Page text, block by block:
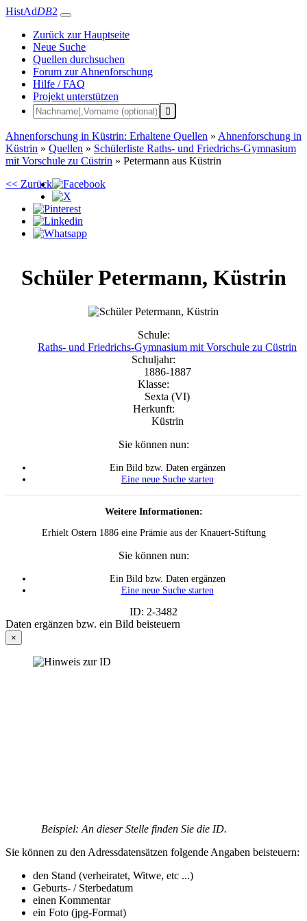
HistAdDB2
Zurück zur Hauptseite
Neue Suche
Quellen durchsuchen
Forum zur Ahnenforschung
Hilfe / FAQ
Projekt unterstützen
Ahnenforschung in Küstrin: Erhaltene Quellen » Ahnenforschung in
Küstrin » Quellen » Schülerliste Raths- und Friedrichs-Gymnasium
mit Vorschule zu Cüstrin » Petermann aus Küstrin
<< Zurück
SchülerPetermann, Küstrin
Schule:
Raths- und Friedrichs-Gymnasium mit Vorschule zu Cüstrin
Schuljahr:
1886-1887
Klasse:
Sexta (VI)
Herkunft:
Küstrin
Sie können nun:
Ein Bild bzw. Daten ergänzen
Eine neue Suche starten
Weitere Informationen:
Erhielt Ostern 1886 eine Prämie aus der Knauert-Stiftung
Sie können nun:
Ein Bild bzw. Daten ergänzen
Eine neue Suche starten
ID: 2-3482
Daten ergänzen bzw. ein Bild beisteuern
×
Beispiel: An dieser Stelle finden Sie die ID.
Sie können zu den Adressdatensätzen folgende Angaben beisteuern:
den Stand (verheiratet, Witwe, etc ...)
Geburts- / Sterbedatum
einen Kommentar
ein Foto (jpg-Format)